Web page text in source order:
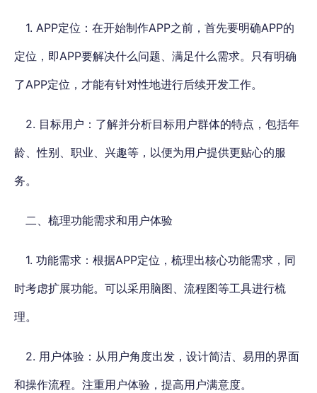
1. APP定位：在开始制作APP之前，首先要明确APP的
定位，即APP要解决什么问题、满足什么需求。只有明确
了APP定位，才能有针对性地进行后续开发工作。
2. 目标用户：了解并分析目标用户群体的特点，包括年
龄、性别、职业、兴趣等，以便为用户提供更贴心的服
务。
二、梳理功能需求和用户体验
1. 功能需求：根据APP定位，梳理出核心功能需求，同
时考虑扩展功能。可以采用脑图、流程图等工具进行梳
理。
2. 用户体验：从用户角度出发，设计简洁、易用的界面
和操作流程。注重用户体验，提高用户满意度。